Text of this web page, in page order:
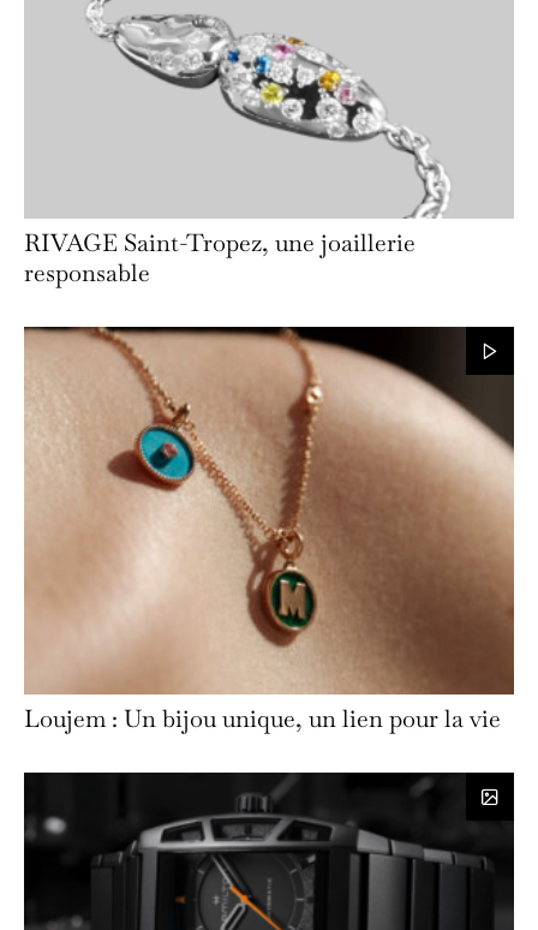
RIVAGE Saint-Tropez, une joaillerie
responsable
Loujem : Un bijou unique, un lien pour la vie